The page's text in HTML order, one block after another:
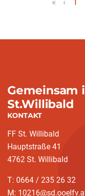
Gemeinsam
St.Willibald
KONTAKT
FF St. Willibald
Hauptstraße 41
4762 St. Willibald
T: 0664 / 235 26 32
M: